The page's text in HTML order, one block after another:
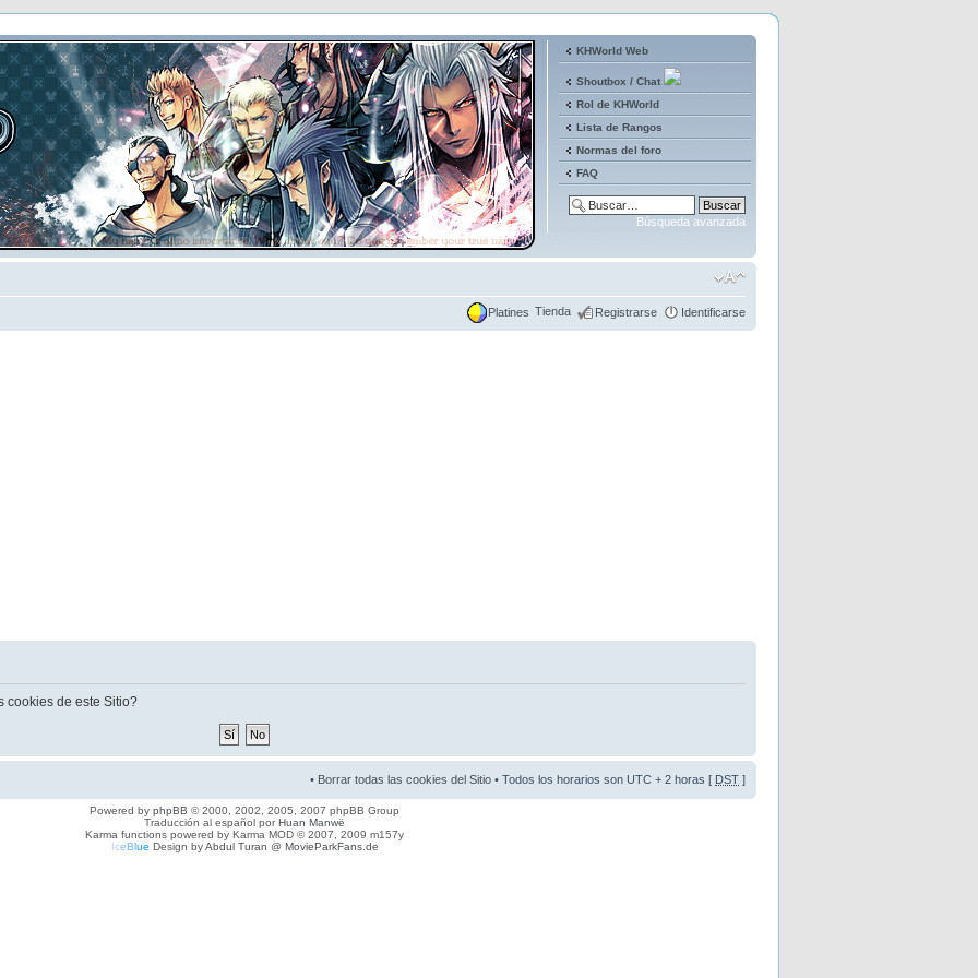
KHWorld Web
Shoutbox / Chat
Rol de KHWorld
Lista de Rangos
Normas del foro
FAQ
Búsqueda avanzada
Platines Tienda Registrarse Identificarse
cookies de este Sitio?
• Borrar todas las cookies del Sitio • Todos los horarios son UTC + 2 horas [ DST ]
Powered by phpBB © 2000, 2002, 2005, 2007 phpBB Group
Traducción al español porHuan Manwë
Karma functions powered by Karma MOD © 2007, 2009 m157y
IceBlue Design byAbdul Turan @ MovieParkFans.de